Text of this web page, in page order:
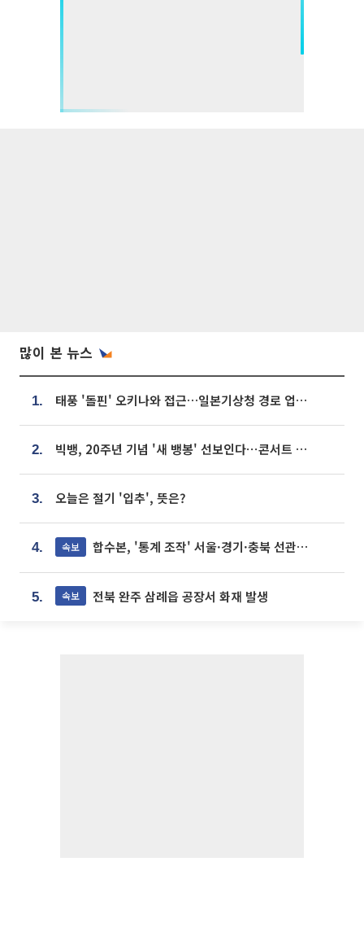
많이 본 뉴스
1. 태풍 '돌핀' 오키나와 접근…일본기상청 경로 업데이트
2. 빅뱅, 20주년 기념 '새 뱅봉' 선보인다⋯콘서트 앞두고 팝업 개최
3. 오늘은 절기 '입추', 뜻은?
4. 속보 합수본, '통계 조작' 서울·경기·충북 선관위 등 추가 압수수색
5. 속보 전북 완주 삼례읍 공장서 화재 발생